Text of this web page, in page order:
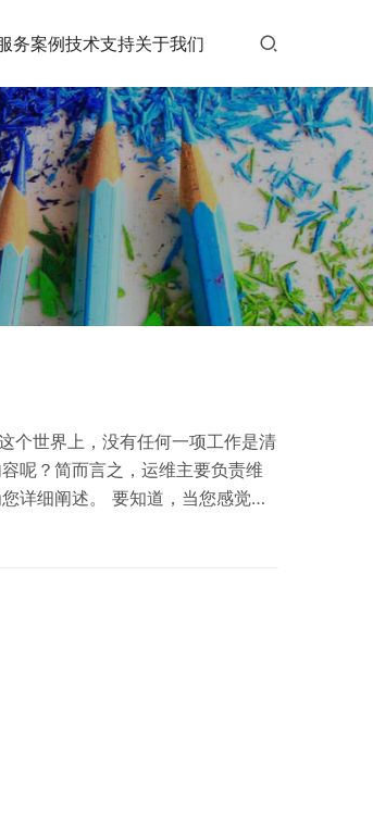
务案例技术支持关于我们
个世界上，没有任何一项工作是清
呢？简而言之，运维主要负责维
详细阐述。 要知道，当您感觉自
提升的根源所在。更为严重的